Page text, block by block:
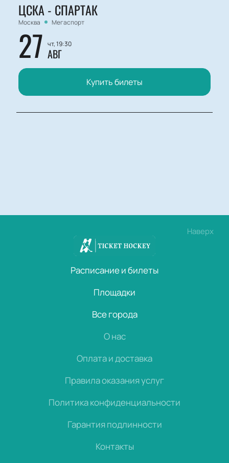
ЦСКА - СПАРТАК
Москва Мегаспорт
27 чт, 19:30
АВГ
Купить билеты
Наверх
Расписание и билеты
Площадки
Все города
О нас
Оплата и доставка
Правила оказания услуг
Политика конфиденциальности
Гарантия подлинности
Контакты